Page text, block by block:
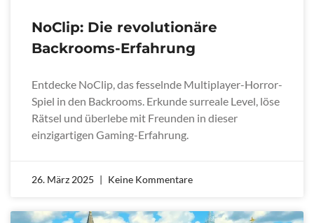
NoClip: Die revolutionäre
Backrooms-Erfahrung
Entdecke NoClip, das fesselnde Multiplayer-Horror-
Spiel in den Backrooms. Erkunde surreale Level, löse
Rätsel und überlebe mit Freunden in dieser
einzigartigen Gaming-Erfahrung.
26. März 2025 Keine Kommentare